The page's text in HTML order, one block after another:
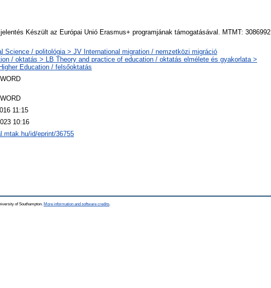
Készült az Európai Unió Erasmus+ programjának támogatásával. MTMT: 3086992
Science / politológia > JV International migration / nemzetközi migráció
/ oktatás > LB Theory and practice of education / oktatás elmélete és gyakorlata >
Education / felsőoktatás
11:15
10:16
id/eprint/36755
of Southampton. More information and software credits